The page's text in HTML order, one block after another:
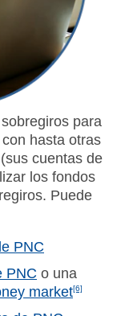
para
hasta otras
cuentas de
los fondos
Puede
PNC
PNC o una
market[6]